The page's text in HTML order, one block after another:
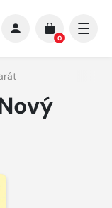
0